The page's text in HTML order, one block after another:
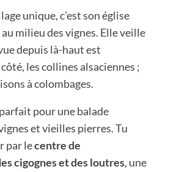
unique, c’est son église
milieu des vignes. Elle veille
depuis là-haut est
les collines alsaciennes ;
à colombages.
pour une balade
et vieilles pierres. Tu
par lecentre de
cigognes et des loutres, une